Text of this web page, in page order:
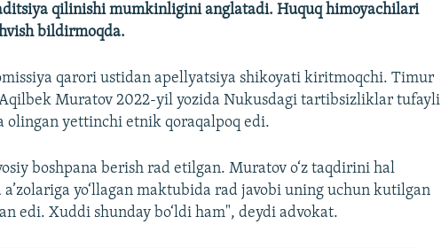
qilinishi mumkinligini anglatadi. Huquq himoyachilari
bildirmoqda.
qarori ustidan apellyatsiya shikoyati kiritmoqchi. Timur
Aqilbek Muratov 2022-yil yozida Nukusdagi tartibsizliklar tufayli
olingan yettinchi etnik qoraqalpoq edi.
boshpana berish rad etilgan. Muratov o‘z taqdirini hal
yo‘llagan maktubida rad javobi uning uchun kutilgan
edi. Xuddi shunday bo‘ldi ham", deydi advokat.